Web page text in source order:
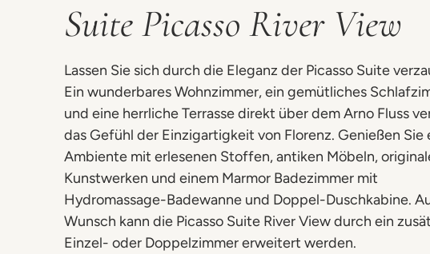
Suite Picasso River View
Lassen Sie sich durch die Eleganz der Picasso Suite
Ein wunderbares Wohnzimmer, ein gemütliches
und eine herrliche Terrasse direkt über dem Arno Fluss
das Gefühl der Einzigartigkeit von Florenz. Genießen Sie
Ambiente mit erlesenen Stoffen, antiken Möbeln,
Kunstwerken und einem Marmor Badezimmer mit
Hydromassage-Badewanne und Doppel-Duschkabine.
Wunsch kann die Picasso Suite River View durch ein
Einzel- oder Doppelzimmer erweitert werden.